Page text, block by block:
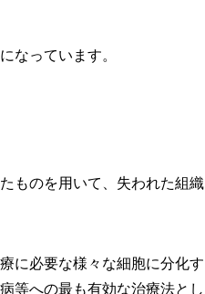
なっています。
ものを用いて、失われた組織
に必要な様々な細胞に分化す
等への最も有効な治療法とし